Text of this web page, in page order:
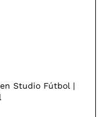
Studio Fútbol |